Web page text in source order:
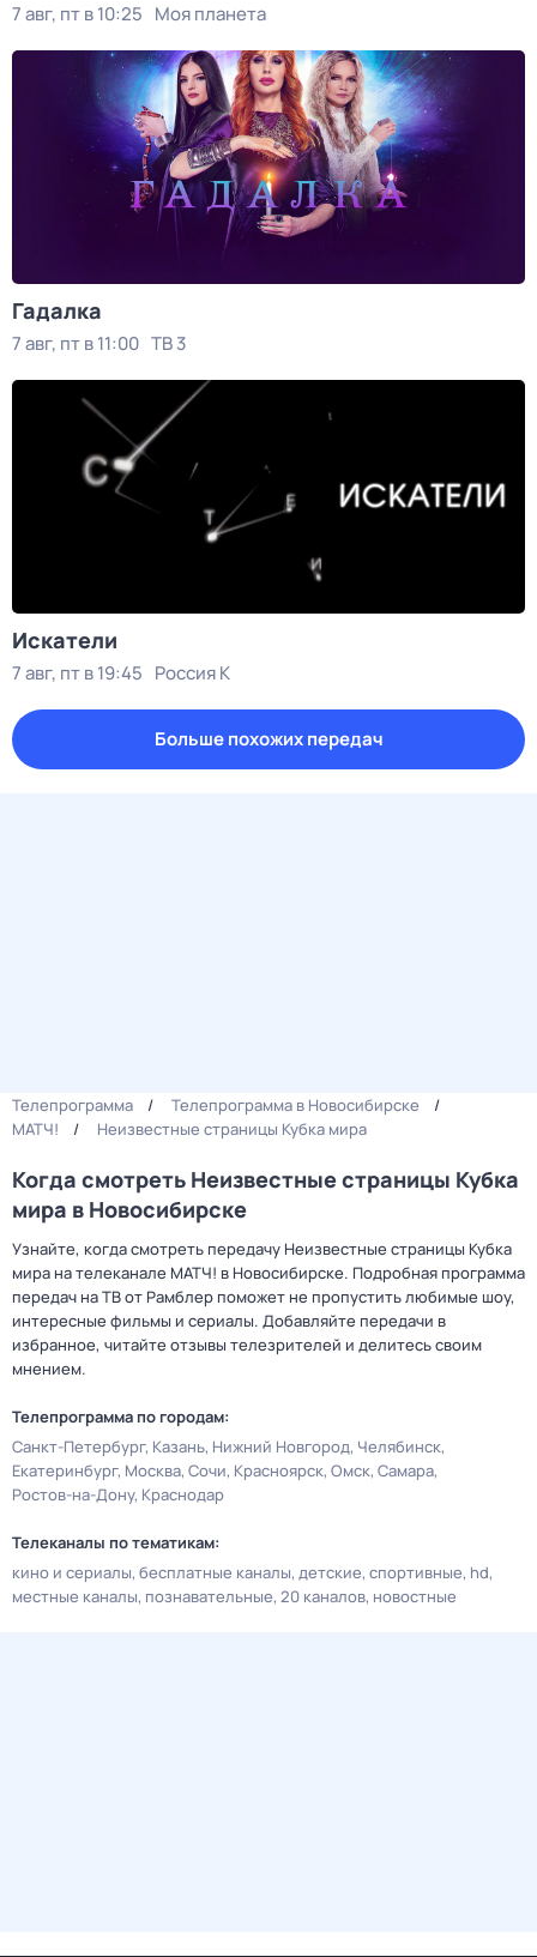
7 авг, пт в 10:25 Моя планета
Гадалка
7 авг, пт в 11:00 ТВ 3
Искатели
7 авг, пт в 19:45 Россия К
Больше похожих передач
Телепрограмма
Телепрограмма в Новосибирске
МАТЧ!
Неизвестные страницы Кубка мира
Когда смотреть Неизвестные страницы Кубка
мира в Новосибирске
Узнайте, когда смотреть передачу Неизвестные страницы Кубка
мира на телеканале МАТЧ! в Новосибирске. Подробная программа
передач на ТВ от Рамблер поможет не пропустить любимые шоу,
интересные фильмы и сериалы. Добавляйте передачи в
избранное, читайте отзывы телезрителей и делитесь своим
мнением.
Телепрограмма по городам:
Санкт-Петербург Казань Нижний Новгород Челябинск
Екатеринбург Москва Сочи Красноярск Омск Самара
Ростов-на-Дону Краснодар
Телеканалы по тематикам:
кино и сериалы бесплатные каналы детские спортивные hd
местные каналы познавательные 20 каналов новостные